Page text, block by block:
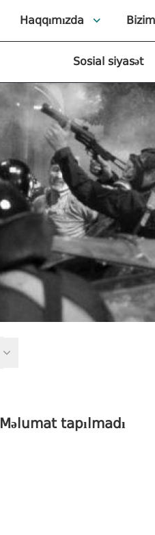
Haqqımızda
Sosial siyasət
Məlumat tapılmadı